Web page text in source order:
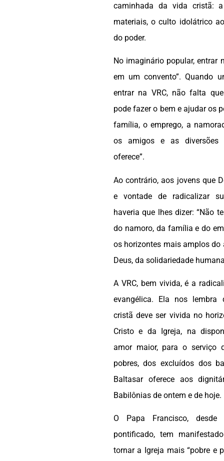
caminhada da vida cristã:
materiais, o culto idolátrico
do poder.
No imaginário popular, entrar
em um convento”. Quando
entrar na VRC, não falta
pode fazer o bem e ajudar os
família, o emprego, a
os amigos e as
oferece”.
Ao contrário, aos jovens que
e vontade de radicalizar
haveria que lhes dizer: “Não
do namoro, da família e do
os horizontes mais amplos do
Deus, da solidariedade
A VRC, bem vivida, é a
evangélica. Ela nos lembra
cristã deve ser vivida no
Cristo e da Igreja, na
amor maior, para o serviço
pobres, dos excluídos dos
Baltasar oferece aos
Babilônias de ontem e de hoje.
O Papa Francisco,
pontificado, tem
tornar a Igreja mais “pobre e